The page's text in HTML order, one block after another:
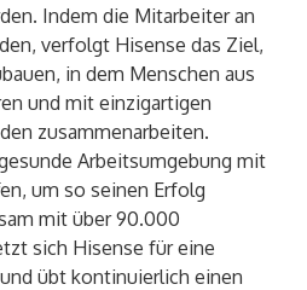
Indem die Mitarbeiter an
verfolgt Hisense das Ziel,
in dem Menschen aus
und mit einzigartigen
zusammenarbeiten.
Arbeitsumgebung mit
um so seinen Erfolg
mit über 90.000
sich Hisense für eine
übt kontinuierlich einen